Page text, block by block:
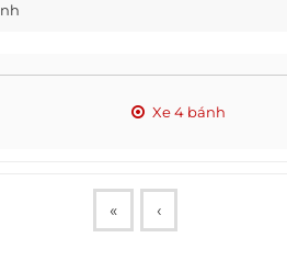
Xe 4 bánh
« ‹